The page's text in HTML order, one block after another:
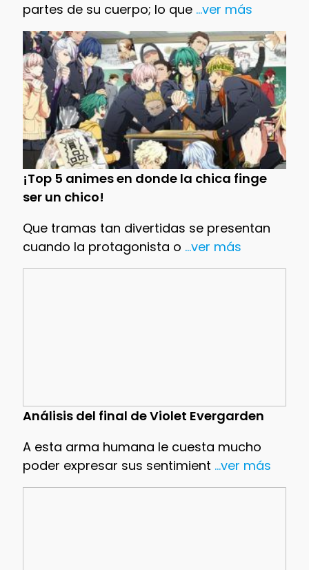
partes de su cuerpo; lo que...ver más
¡Top 5 animes en donde la chica finge
ser un chico!
Que tramas tan divertidas se presentan
cuando la protagonista o ...ver más
Análisis del final de Violet Evergarden
A esta arma humana le cuesta mucho
poder expresar sus sentimient ...ver más